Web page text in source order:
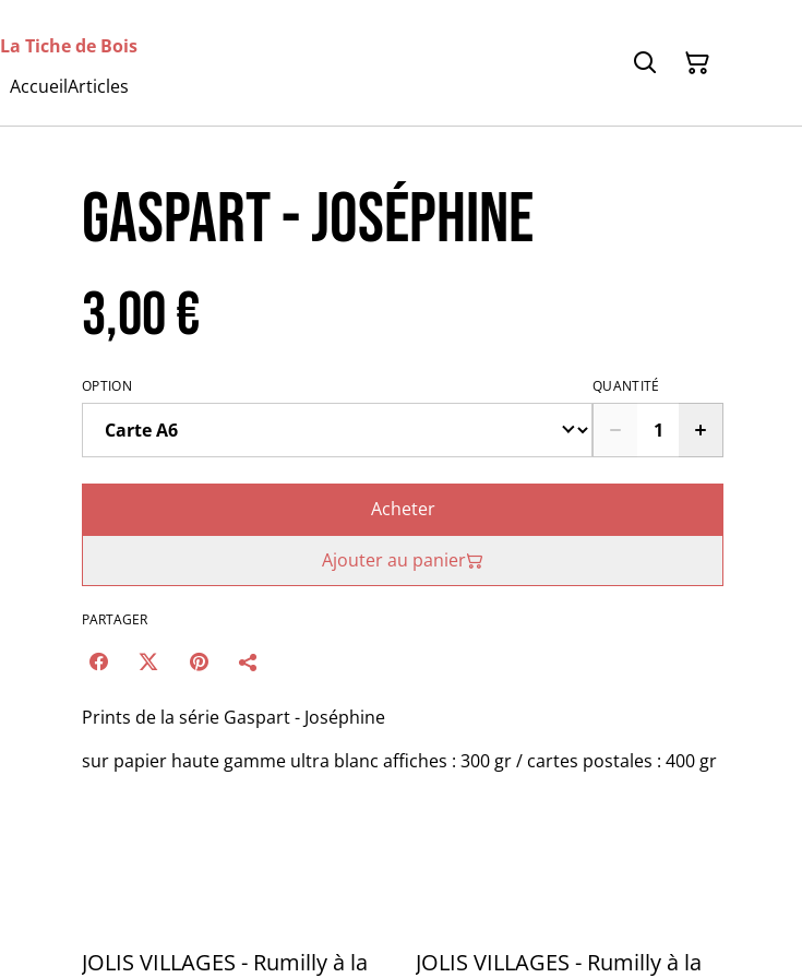
La Tiche de Bois
AccueilArticles
GASPART - Joséphine
3,00 €
OPTION QUANTITÉ
Acheter
Ajouter au panier
PARTAGER
Prints de la série Gaspart - Joséphine
sur papier haute gamme ultra blanc affiches : 300 gr / cartes postales : 400 gr
JOLIS VILLAGES - Rumilly à la
JOLIS VILLAGES - Rumilly à la